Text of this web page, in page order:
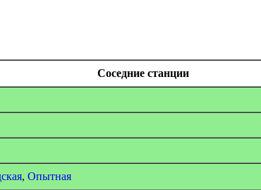
Соседние станции
, Опытная